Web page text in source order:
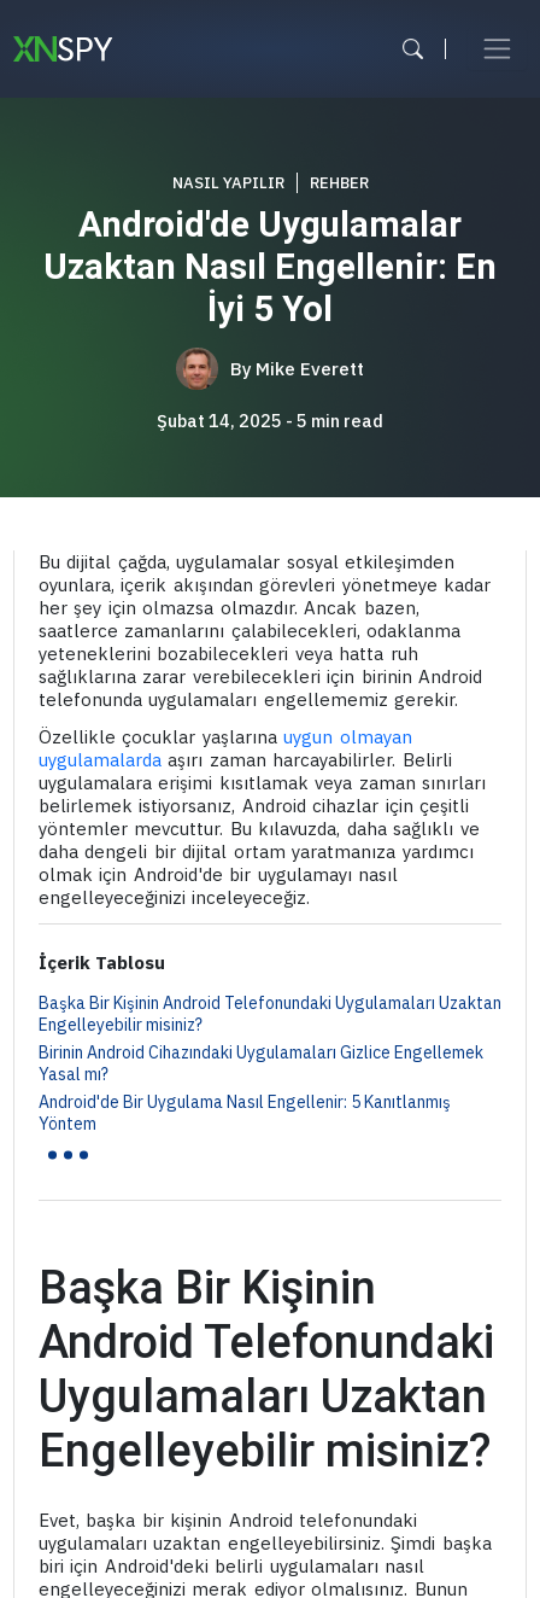
atla
NASIL YAPILIR REHBER
Android'de Uygulamalar
Uzaktan Nasıl Engellenir: En
İyi 5 Yol
By Mike Everett
Şubat 14, 2025 5 min read
Bu dijital çağda, uygulamalar sosyal etkileşimden
oyunlara, içerik akışından görevleri yönetmeye kadar
her şey için olmazsa olmazdır. Ancak bazen,
saatlerce zamanlarını çalabilecekleri, odaklanma
yeteneklerini bozabilecekleri veya hatta ruh
sağlıklarına zarar verebilecekleri için birinin Android
telefonunda uygulamaları engellememiz gerekir.
Özellikle çocuklar yaşlarınauygun olmayan
uygulamalardaaşırı zaman harcayabilirler. Belirli
uygulamalara erişimi kısıtlamak veya zaman sınırları
belirlemek istiyorsanız, Android cihazlar için çeşitli
yöntemler mevcuttur. Bu kılavuzda, daha sağlıklı ve
daha dengeli bir dijital ortam yaratmanıza yardımcı
olmak için Android'de bir uygulamayı nasıl
engelleyeceğinizi inceleyeceğiz.
İçerik Tablosu
Başka Bir Kişinin Android Telefonundaki Uygulamaları Uzaktan
Engelleyebilir misiniz?
Birinin Android Cihazındaki Uygulamaları Gizlice Engellemek
Yasal mı?
Android'de Bir Uygulama Nasıl Engellenir: 5 Kanıtlanmış
Yöntem
...
Başka Bir Kişinin
Android Telefonundaki
Uygulamaları Uzaktan
Engelleyebilir misiniz?
Evet, başka bir kişinin Android telefonundaki
uygulamaları uzaktan engelleyebilirsiniz. Şimdi başka
biri için Android'deki belirli uygulamaları nasıl
engelleyeceğinizi merak ediyor olmalısınız. Bunun